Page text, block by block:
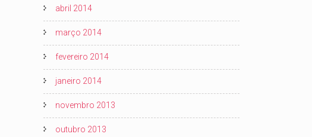
abril 2014
março 2014
fevereiro 2014
janeiro 2014
novembro 2013
outubro 2013